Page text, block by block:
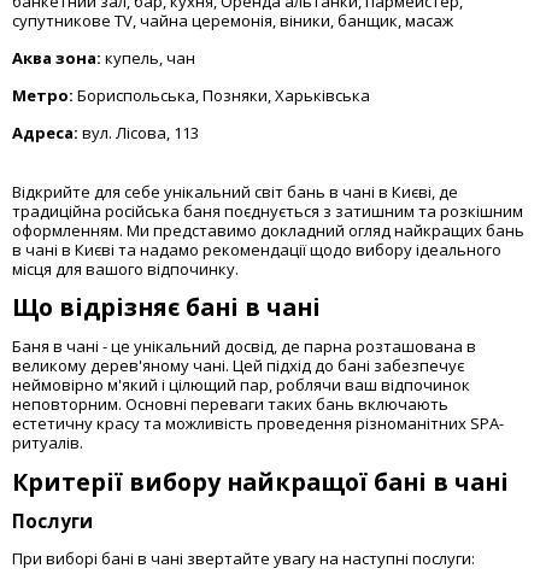
супутникове TV, чайна церемонія, віники, банщик, масаж
Аква зона: купель, чан
Метро: Бориспольська, Позняки, Харьківська
Адреса: вул. Лісова, 113
Відкрийте для себе унікальний світ бань в чані в Києві, де
традиційна російська баня поєднується з затишним та розкішним
оформленням. Ми представимо докладний огляд найкращих бань
в чані в Києві та надамо рекомендації щодо вибору ідеального
місця для вашого відпочинку.
Що відрізняє бані в чані
Баня в чані - це унікальний досвід, де парна розташована в
великому дерев'яному чані. Цей підхід до бані забезпечує
неймовірно м'який і цілющий пар, роблячи ваш відпочинок
неповторним. Основні переваги таких бань включають
естетичну красу та можливість проведення різноманітних SPA-
ритуалів.
Критерії вибору найкращої бані в чані
Послуги
При виборі бані в чані звертайте увагу на наступні послуги: